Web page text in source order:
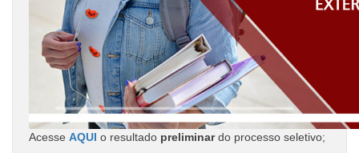
Acesse AQUI o resultado preliminardo processo seletivo;